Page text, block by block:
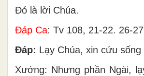
Ðó là lời Chúa.
Ðáp Ca: Tv 108, 21-22. 26-
Ðáp: Lạy Chúa, xin cứu
Xướng: Nhưng phần Ngài,